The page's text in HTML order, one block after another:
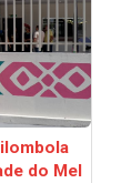
do Mel